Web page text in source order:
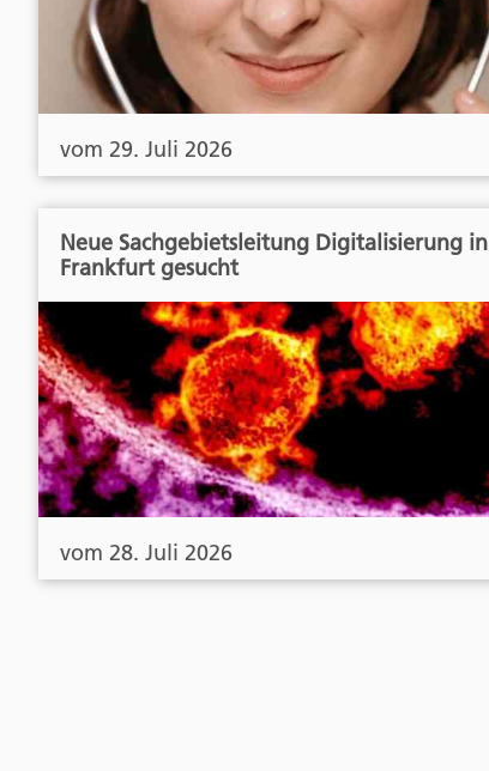
vom 29. Juli 2026
Neue Sachgebietsleitung Digitalisierung in
Frankfurt gesucht
vom 28. Juli 2026